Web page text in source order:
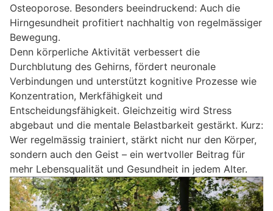
Osteoporose. Besonders beeindruckend: Auch die
Hirngesundheit profitiert nachhaltig von regelmässiger
Bewegung.
Denn körperliche Aktivität verbessert die
Durchblutung des Gehirns, fördert neuronale
Verbindungen und unterstützt kognitive Prozesse wie
Konzentration, Merkfähigkeit und
Entscheidungsfähigkeit. Gleichzeitig wird Stress
abgebaut und die mentale Belastbarkeit gestärkt. Kurz:
Wer regelmässig trainiert, stärkt nicht nur den Körper,
sondern auch den Geist – ein wertvoller Beitrag für
mehr Lebensqualität und Gesundheit in jedem Alter.